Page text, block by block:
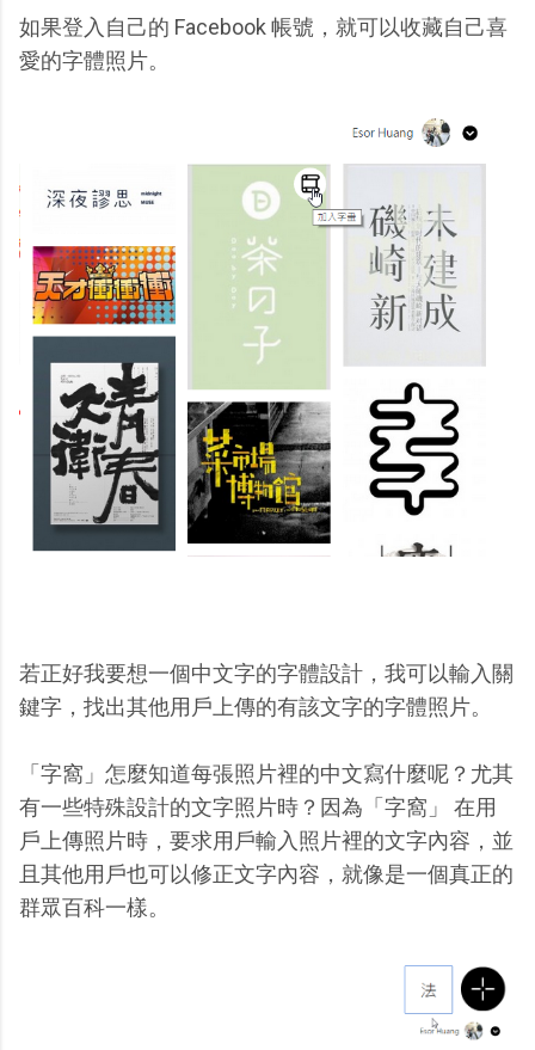
如果登入自己的 Facebook 帳號，就可以收藏自己喜
愛的字體照片。
若正好我要想一個中文字的字體設計，我可以輸入關
鍵字，找出其他用戶上傳的有該文字的字體照片。
「字窩」怎麼知道每張照片裡的中文寫什麼呢？尤其
有一些特殊設計的文字照片時？因為「字窩」 在用
戶上傳照片時，要求用戶輸入照片裡的文字內容，並
且其他用戶也可以修正文字內容，就像是一個真正的
群眾百科一樣。